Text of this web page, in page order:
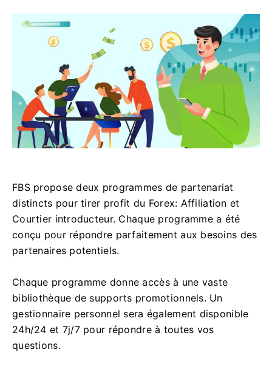
FBS propose deux programmes de partenariat
distincts pour tirer profit du Forex: Affiliation et
Courtier introducteur. Chaque programme a été
conçu pour répondre parfaitement aux besoins des
partenaires potentiels.
Chaque programme donne accès à une vaste
bibliothèque de supports promotionnels. Un
gestionnaire personnel sera également disponible
24h/24 et 7j/7 pour répondre à toutes vos
questions.